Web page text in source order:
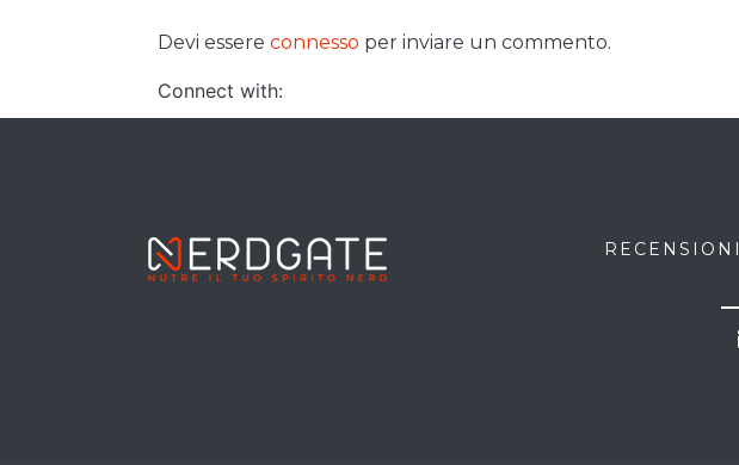
Devi essere connesso per inviare un commento.
Connect with:
RECENSIONI